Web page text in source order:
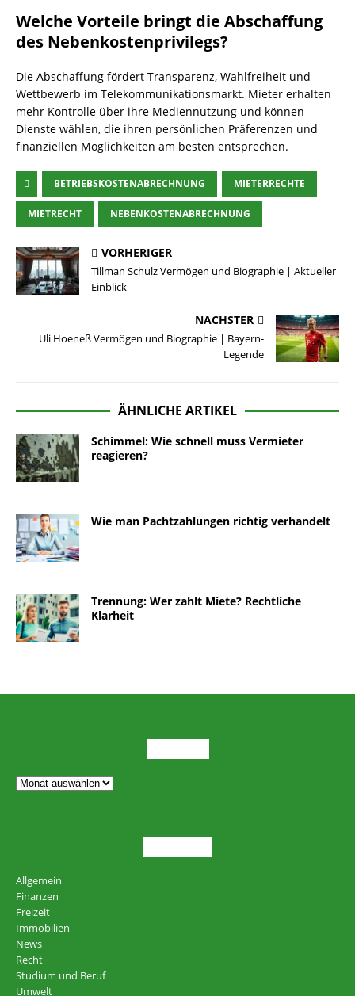
Welche Vorteile bringt die Abschaffung
des Nebenkostenprivilegs?
Die Abschaffung fördert Transparenz, Wahlfreiheit und
Wettbewerb im Telekommunikationsmarkt. Mieter erhalten
mehr Kontrolle über ihre Mediennutzung und können
Dienste wählen, die ihren persönlichen Präferenzen und
finanziellen Möglichkeiten am besten entsprechen.
BETRIEBSKOSTENABRECHNUNG MIETERRECHTE
MIETRECHT NEBENKOSTENABRECHNUNG
VORHERIGER
Tillman Schulz Vermögen und Biographie | Aktueller
Einblick
NÄCHSTER
Uli Hoeneß Vermögen und Biographie | Bayern-
Legende
ÄHNLICHE ARTIKEL
Schimmel: Wie schnell muss Vermieter
reagieren?
Wie man Pachtzahlungen richtig verhandelt
Trennung: Wer zahlt Miete? Rechtliche
Klarheit
Allgemein
Finanzen
Freizeit
Immobilien
News
Recht
Studium und Beruf
Umwelt